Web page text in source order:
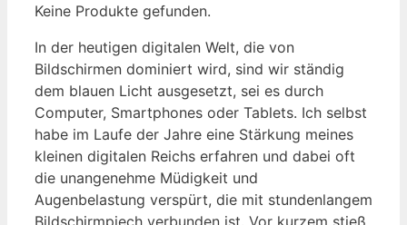
Keine Produkte gefunden.
In der heutigen digitalen Welt, die von
Bildschirmen dominiert wird, sind wir ständig
dem blauen Licht ausgesetzt, sei es durch
Computer, Smartphones oder Tablets. Ich selbst
habe im Laufe der Jahre eine Stärkung meines
kleinen digitalen Reichs erfahren und dabei oft
die unangenehme Müdigkeit und
Augenbelastung verspürt, die mit stundenlangem
Bildschirmpiech verbunden ist. Vor kurzem stieß